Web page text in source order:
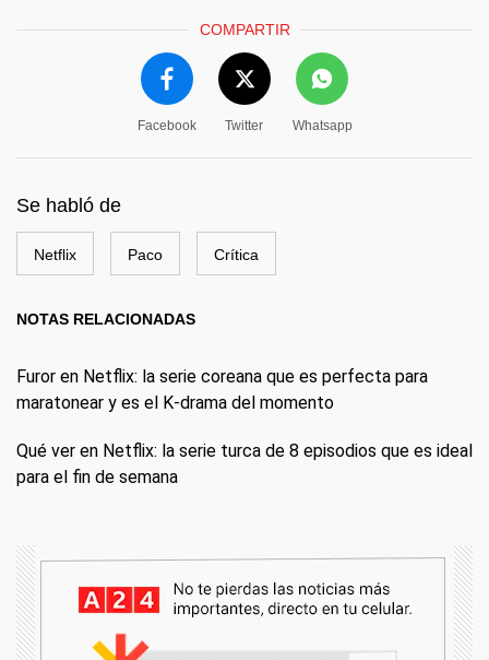
COMPARTIR
Facebook Twitter Whatsapp
Se habló de
Netflix Paco Crítica
NOTAS RELACIONADAS
Furor en Netflix: la serie coreana que es perfecta para
maratonear y es el K-drama del momento
Qué ver en Netflix: la serie turca de 8 episodios que es ideal
para el fin de semana